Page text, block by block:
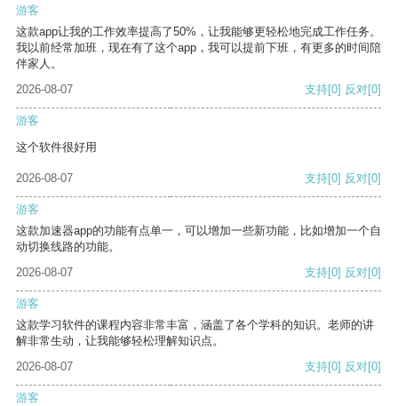
游客
这款app让我的工作效率提高了50%，让我能够更轻松地完成工作任务。
我以前经常加班，现在有了这个app，我可以提前下班，有更多的时间陪
伴家人。
2026-08-07
支持[0] 反对[0]
游客
这个软件很好用
2026-08-07 支持[0] 反对[0]
游客
这款加速器app的功能有点单一，可以增加一些新功能，比如增加一个自
动切换线路的功能。
2026-08-07
支持[0] 反对[0]
游客
这款学习软件的课程内容非常丰富，涵盖了各个学科的知识。老师的讲
解非常生动，让我能够轻松理解知识点。
2026-08-07
支持[0] 反对[0]
游客